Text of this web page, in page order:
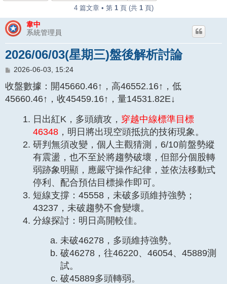
4 篇文章 • 第 1頁 (共 1頁)
韋中
系統管理員
2026/06/03(星期三)盤後解析討論
文
2026-06-03, 15:24
收盤數據：開45660.46↑，高46552.16↑，低
45660.46↑，收45459.16↑，量14531.82E↓
日出紅K，多頭續攻， 穿越中線標準目標
46348，明日將出現空頭抵抗的技術現象。
研判無須改變，個人主觀猜測，6/10前盤勢縱
有震盪，也不至於將趨勢破壞，但部分個股轉
弱跡象明顯，應嚴守操作紀律，並依法移動式
停利、配合預估目標操作即可。
短線支撐：45558，未破多頭維持強勢；
43237，未破趨勢不會變壞。
分線探討：明日高開較佳。
未破46278，多頭維持強勢。
破46278，往46220、46054、45889測
試。
破45889多頭轉弱。